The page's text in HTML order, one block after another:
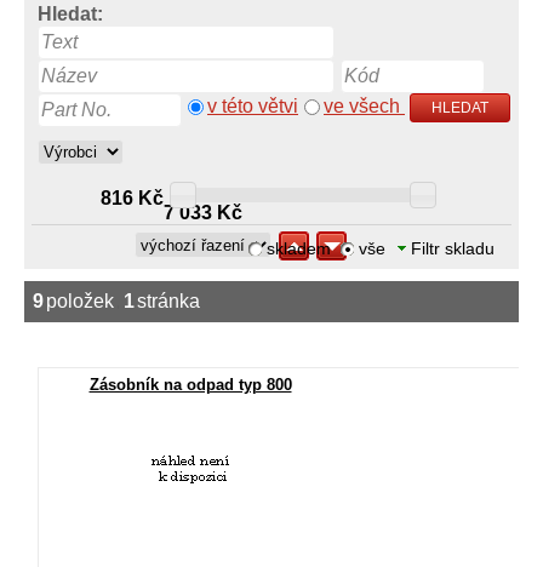
Hledat:
v této větvi ve všech HLEDAT
816 Kč
7 033 Kč
Filtr skladu
skladem vše
9položek 1stránka
Zásobník na odpad typ 800